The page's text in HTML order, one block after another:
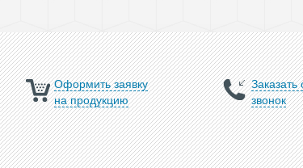
Оформить заявку
на продукцию
звонок